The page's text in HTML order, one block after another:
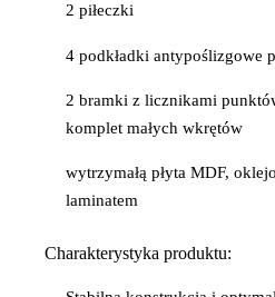
2 piłeczki
4 podkładki antypoślizgowe
2 bramki z licznikami
komplet małych wkrętów
wytrzymałą płyta MDF,
laminatem
Charakterystyka produktu: